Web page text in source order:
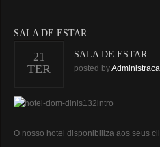
SALA DE ESTAR
21
TER
SALA DE ESTAR
posted by
O nosso hotel disponibiliza aos seus